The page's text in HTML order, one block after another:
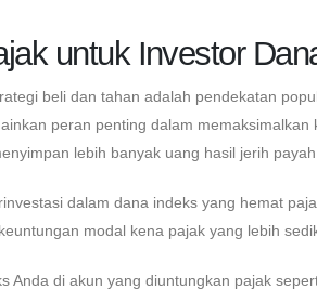
untuk Investor
beli dan tahan adalah pendekatan
peran penting dalam memaksimalkan
lebih banyak uang hasil jerih payah
dalam dana indeks yang hemat
modal kena pajak yang lebih
di akun yang diuntungkan pajak